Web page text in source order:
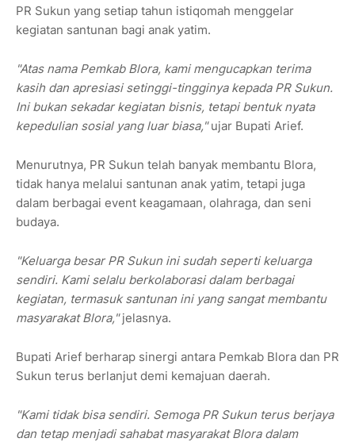
PR Sukun yang setiap tahun istiqomah menggelar
kegiatan santunan bagi anak yatim.
"Atas nama Pemkab Blora, kami mengucapkan terima
kasih dan apresiasi setinggi-tingginya kepada PR Sukun.
Ini bukan sekadar kegiatan bisnis, tetapi bentuk nyata
kepedulian sosial yang luar biasa,"ujar Bupati Arief.
Menurutnya, PR Sukun telah banyak membantu Blora,
tidak hanya melalui santunan anak yatim, tetapi juga
dalam berbagai event keagamaan, olahraga, dan seni
budaya.
"Keluarga besar PR Sukun ini sudah seperti keluarga
sendiri. Kami selalu berkolaborasi dalam berbagai
kegiatan, termasuk santunan ini yang sangat membantu
masyarakat Blora,"jelasnya.
Bupati Arief berharap sinergi antara Pemkab Blora dan PR
Sukun terus berlanjut demi kemajuan daerah.
"Kami tidak bisa sendiri. Semoga PR Sukun terus berjaya
dan tetap menjadi sahabat masyarakat Blora dalam